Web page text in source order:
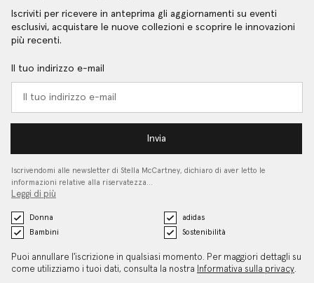
Iscriviti per ricevere in anteprima gli aggiornamenti su eventi
esclusivi, acquistare le nuove collezioni e scoprire le innovazioni
più recenti.
Il tuo indirizzo e-mail
Invia
Iscrivendomi alle newsletter di Stella McCartney, dichiaro di aver letto le
informazioni relative alla riservatezza…
Leggi di più
Donna
adidas
Bambini
Sostenibilità
Puoi annullare l'iscrizione in qualsiasi momento. Per maggiori dettagli su
come utilizziamo i tuoi dati, consulta la nostra
Informativa sulla privacy.